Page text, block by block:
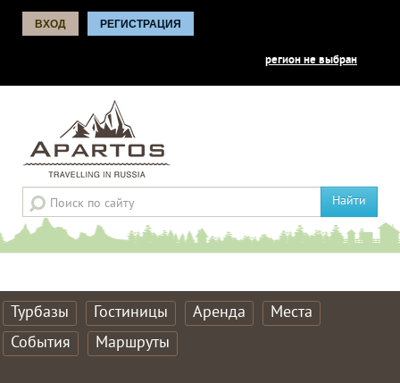
ВХОД РЕГИСТРАЦИЯ
регион не выбран
Найти
Турбазы Гостиницы Аренда
Места
События
Маршруты